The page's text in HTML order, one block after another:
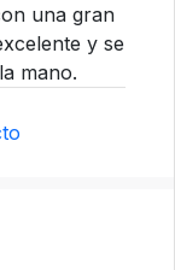
una gran
y se
mano.